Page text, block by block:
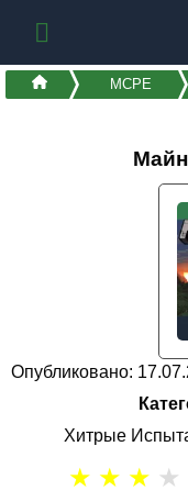
MCPE
Опубликовано:
Хитрые
★ ★ ★ ★